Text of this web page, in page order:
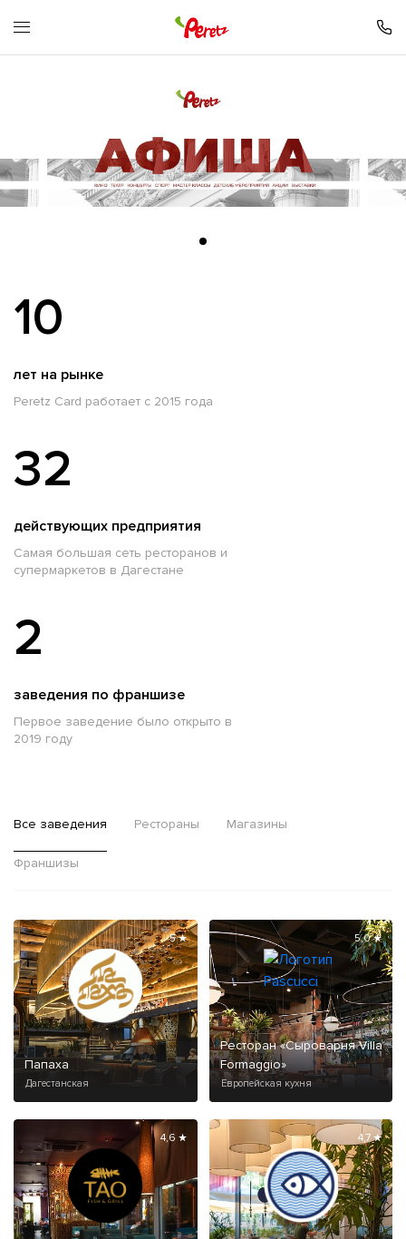
10
лет на рынке
Peretz Card работает с 2015 года
32
действующих предприятия
Самая большая сеть ресторанов и
супермаркетов в Дагестане
2
заведения по франшизе
Первое заведение было открыто в
2019 году
Все заведения Рестораны Магазины
Франшизы
Папаха
Дагестанская
5 ★
Ресторан «Сыроварня Villa
Formaggio»
Европейская кухня
5,0 ★
4,6 ★ 4,7 ★